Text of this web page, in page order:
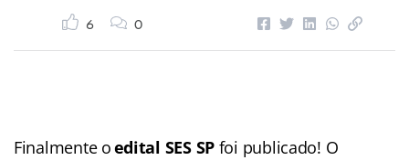
6 0
Finalmente oedital SES SP foi publicado! O